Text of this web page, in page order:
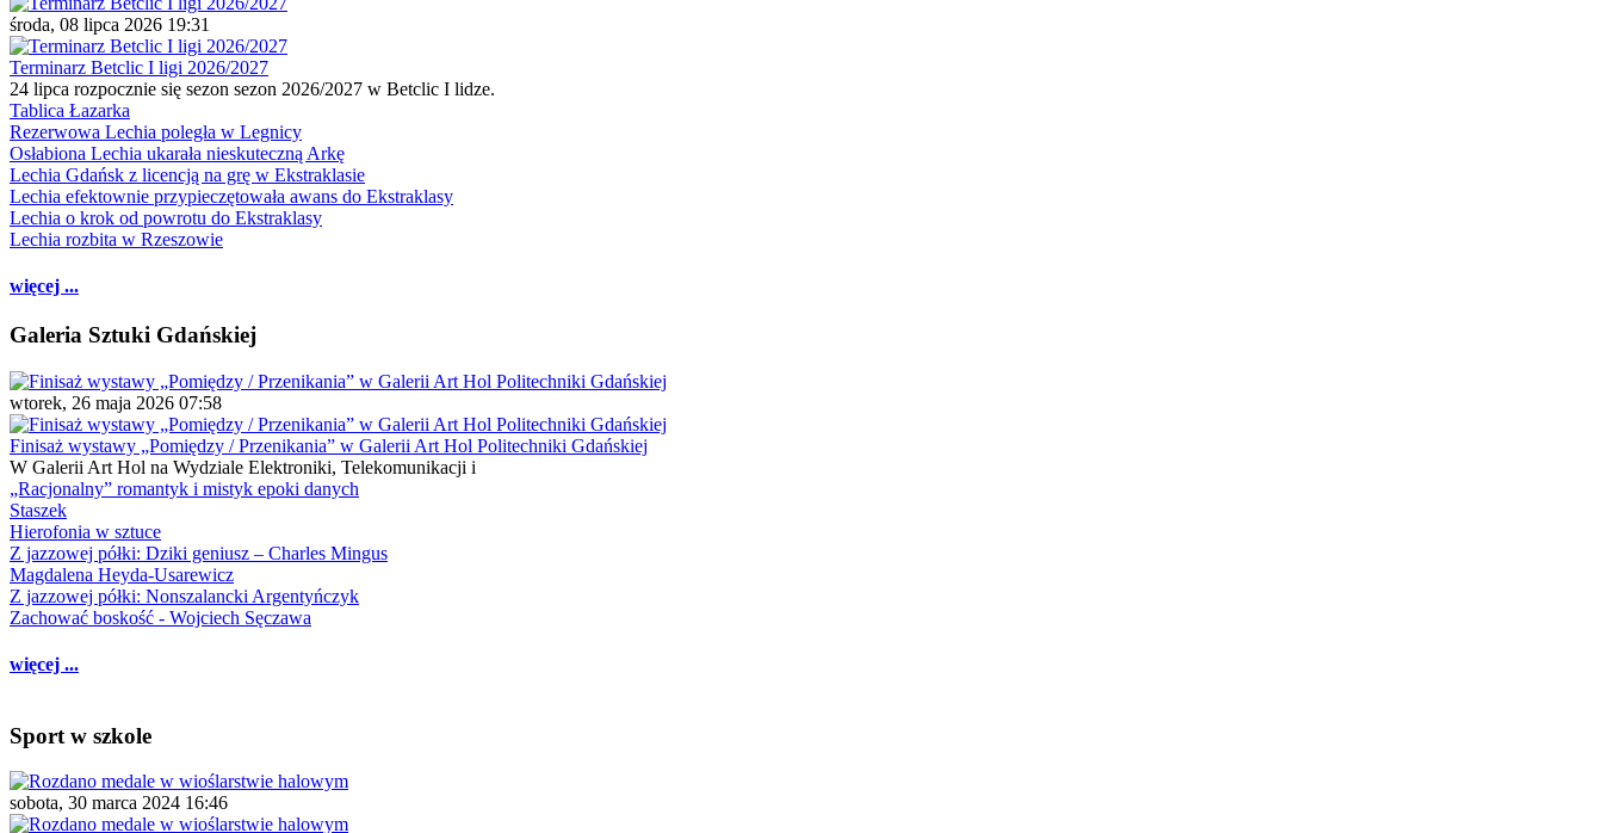
środa, 08 lipca 2026 19:31
Terminarz Betclic I ligi 2026/2027
24 lipca rozpocznie się sezon sezon 2026/2027 w Betclic I lidze.
Tablica Łazarka
Rezerwowa Lechia poległa w Legnicy
Osłabiona Lechia ukarała nieskuteczną Arkę
Lechia Gdańsk z licencją na grę w Ekstraklasie
Lechia efektownie przypieczętowała awans do Ekstraklasy
Lechia o krok od powrotu do Ekstraklasy
Lechia rozbita w Rzeszowie
więcej ...
Galeria Sztuki Gdańskiej
wtorek, 26 maja 2026 07:58
Finisaż wystawy „Pomiędzy / Przenikania” w Galerii Art Hol Politechniki Gdańskiej
W Galerii Art Hol na Wydziale Elektroniki, Telekomunikacji i
„Racjonalny” romantyk i mistyk epoki danych
Staszek
Hierofonia w sztuce
Z jazzowej półki: Dziki geniusz – Charles Mingus
Magdalena Heyda-Usarewicz
Z jazzowej półki: Nonszalancki Argentyńczyk
Zachować boskość - Wojciech Sęczawa
więcej ...
Sport w szkole
sobota, 30 marca 2024 16:46